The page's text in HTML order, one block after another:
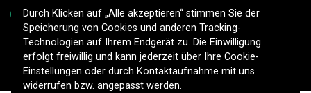
Copyright © 2026, Spares Nordic AB
Durch Klicken auf „Alle akzeptieren“ stimmen Sie der
Speicherung von Cookies und anderen Tracking-
Technologien auf Ihrem Endgerät zu. Die Einwilligung
erfolgt freiwillig und kann jederzeit über Ihre Cookie-
Einstellungen oder durch Kontaktaufnahme mit uns
widerrufen bzw. angepasst werden.